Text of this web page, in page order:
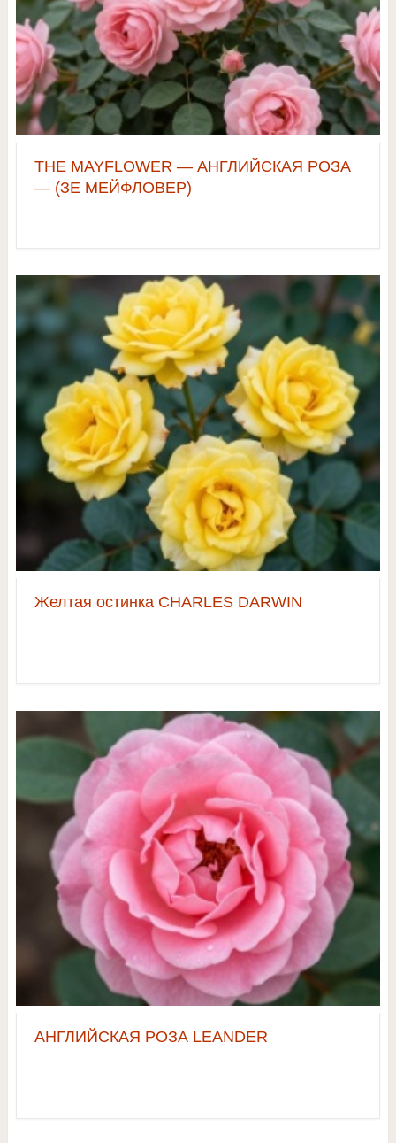
THE MAYFLOWER — АНГЛИЙСКАЯ РОЗА
— (ЗЕ МЕЙФЛОВЕР)
Желтая остинка CHARLES DARWIN
АНГЛИЙСКАЯ РОЗА LEANDER